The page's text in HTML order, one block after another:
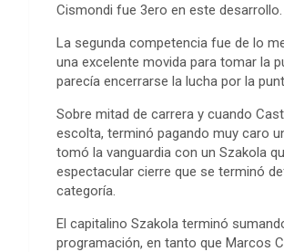
Cismondi fue 3ero en este desarrollo.
La segunda competencia fue de lo
una excelente movida para tomar la
parecía encerrarse la lucha por la
Sobre mitad de carrera y cuando
escolta, terminó pagando muy caro
tomó la vanguardia con un Szakola
espectacular cierre que se terminó
categoría.
El capitalino Szakola terminó
programación, en tanto que Marcos